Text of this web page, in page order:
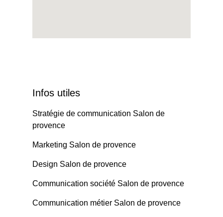
Infos utiles
Stratégie de communication Salon de
provence
Marketing Salon de provence
Design Salon de provence
Communication société Salon de provence
Communication métier Salon de provence